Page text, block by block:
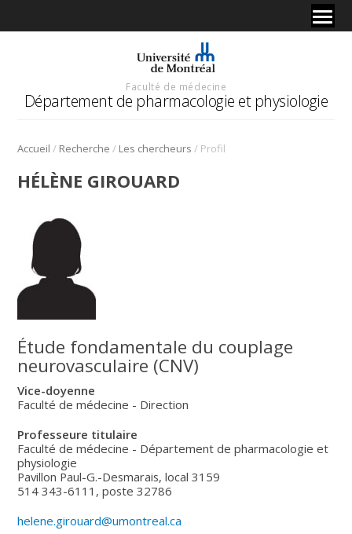
Faculté de médecine
Département de pharmacologie et physiologie
Accueil / Recherche / Les chercheurs / Profil
HÉLÈNE GIROUARD
Étude fondamentale du couplage
neurovasculaire (CNV)
Vice-doyenne
Faculté de médecine - Direction
Professeure titulaire
Faculté de médecine - Département de pharmacologie et
physiologie
Pavillon Paul-G.-Desmarais, local 3159
514 343-6111, poste 32786
helene.girouard@umontreal.ca